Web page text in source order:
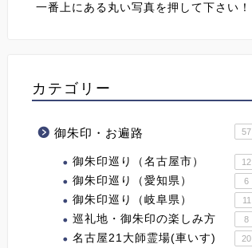
一番上にある丸い写真を押して下さい！
カテゴリー
御朱印・お遍路 57
御朱印巡り（名古屋市） 12
御朱印巡り（愛知県） 6
御朱印巡り（岐阜県） 11
巡礼地・御朱印の楽しみ方 8
名古屋21大師霊場(車いす) 20